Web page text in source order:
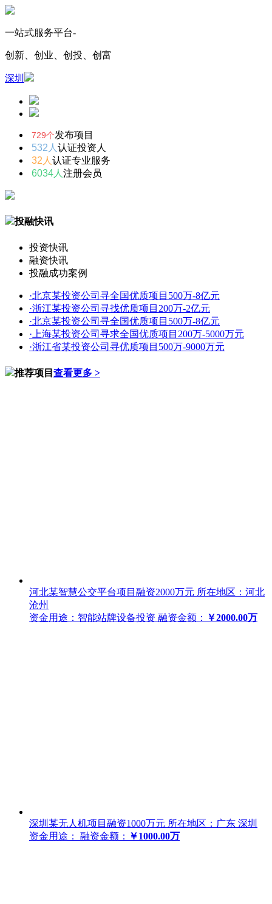
一站式服务平台-
创新、创业、创投、创富
深圳
729个发布项目
532人 认证投资人
32人 认证专业服务
6034人 注册会员
投融快讯
投资快讯
融资快讯
投融成功案例
·北京某投资公司寻全国优质项目500万-8亿元
·浙江某投资公司寻找优质项目200万-2亿元
·北京某投资公司寻全国优质项目500万-8亿元
· 上海某投资公司寻求全国优质项目200万-5000万元
·浙江省某投资公司寻优质项目500万-9000万元
推荐项目 查看更多 >
河北某智慧公交平台项目融资2000万元 所在地区：河北
沧州
资金用途：智能站牌设备投资 融资金额： ￥2000.00万
深圳某无人机项目融资1000万元 所在地区：广东 深圳
资金用途：
融资金额： ￥1000.00万